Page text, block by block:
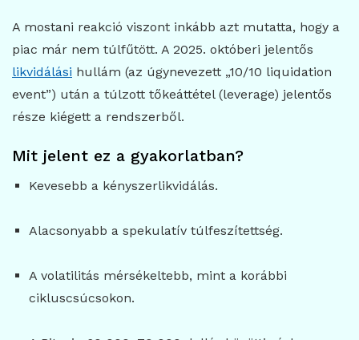
A mostani reakció viszont inkább azt mutatta, hogy a
piac már nem túlfűtött. A 2025. októberi jelentős
likvidálási hullám (az úgynevezett „10/10 liquidation
event”) után a túlzott tőkeáttétel (leverage) jelentős
része kiégett a rendszerből.
Mit jelent ez a gyakorlatban?
Kevesebb a kényszerlikvidálás.
Alacsonyabb a spekulatív túlfeszítettség.
A volatilitás mérsékeltebb, mint a korábbi
cikluscsúcsokon.